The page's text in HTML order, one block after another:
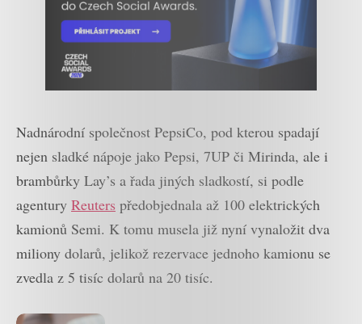
Nadnárodní společnost PepsiCo, pod kterou spadají
nejen sladké nápoje jako Pepsi, 7UP či Mirinda, ale i
brambůrky Lay’s a řada jiných sladkostí, si podle
agentury Reuters předobjednala až 100 elektrických
kamionů Semi. K tomu musela již nyní vynaložit dva
miliony dolarů, jelikož rezervace jednoho kamionu se
zvedla z 5 tisíc dolarů na 20 tisíc.